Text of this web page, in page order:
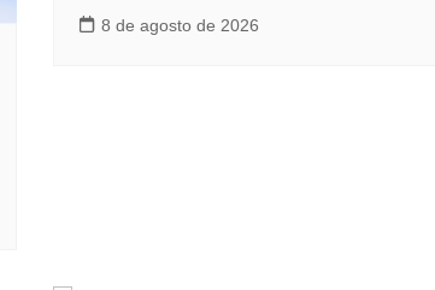
8 de agosto de 2026